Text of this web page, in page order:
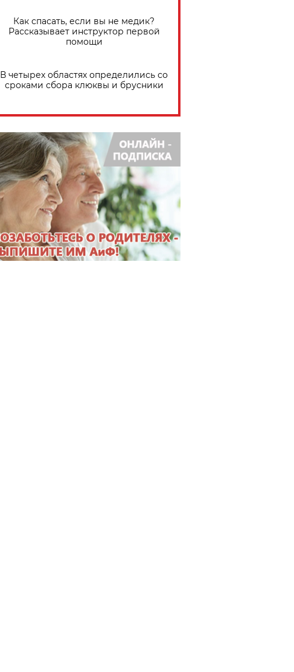
Как спасать, если вы не медик?
Рассказывает инструктор первой
помощи
В четырех областях определились со
сроками сбора клюквы и брусники